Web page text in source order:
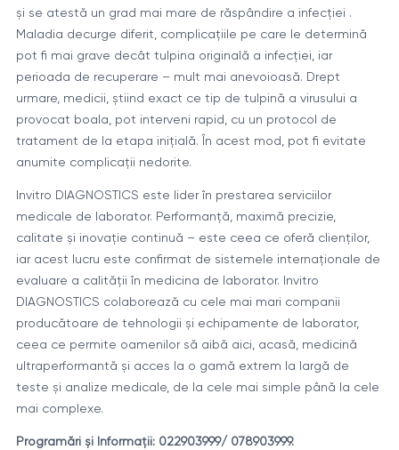
și se atestă un grad mai mare de răspândire a infecției .
Maladia decurge diferit, complicațiile pe care le determină
pot fi mai grave decât tulpina originală a infecției, iar
perioada de recuperare – mult mai anevoioasă. Drept
urmare, medicii, știind exact ce tip de tulpină a virusului a
provocat boala, pot interveni rapid, cu un protocol de
tratament de la etapa inițială. În acest mod, pot fi evitate
anumite complicații nedorite.
Invitro DIAGNOSTICS este lider în prestarea serviciilor
medicale de laborator. Performanță, maximă precizie,
calitate și inovație continuă – este ceea ce oferă clienților,
iar acest lucru este confirmat de sistemele internaționale de
evaluare a calității în medicina de laborator. Invitro
DIAGNOSTICS colaborează cu cele mai mari companii
producătoare de tehnologii și echipamente de laborator,
ceea ce permite oamenilor să aibă aici, acasă, medicină
ultraperformantă și acces la o gamă extrem la largă de
teste și analize medicale, de la cele mai simple până la cele
mai complexe.
Programări și Informații: 022903999/ 078903999.